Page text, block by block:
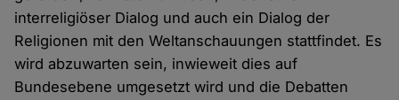
interreligiöser Dialog und auch ein Dialog der
Religionen mit den Weltanschauungen stattfindet. Es
wird abzuwarten sein, inwieweit dies auf
Bundesebene umgesetzt wird und die Debatten